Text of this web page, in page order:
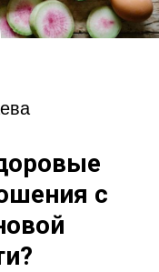
с